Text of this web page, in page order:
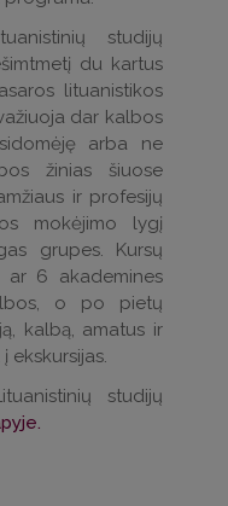
studijų
du kartus
lituanistikos
dar kalbos
arba ne
žinias šiuose
ir profesijų
mokėjimo lygį
grupes. Kursų
6 akademines
o po pietų
kalbą, amatus ir
ekskursijas.
studijų